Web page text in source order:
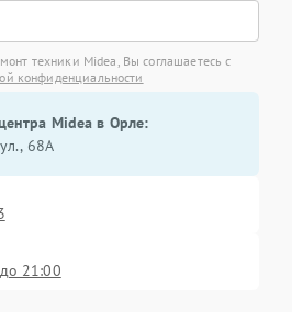
техники Midea, Вы соглашаетесь с
конфиденциальности
Midea в Орле:
68А
21:00